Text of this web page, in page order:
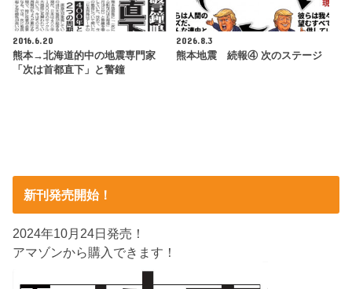
2016.6.20
熊本→北海道的中の地震専門家
「次は首都直下」と警鐘
2026.8.3
熊本地震 続報④ 次のステージ
新刊発売開始！
2024年10月24日発売！
アマゾンから購入できます！